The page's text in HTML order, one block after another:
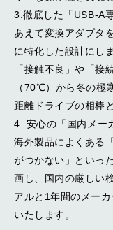
3.徹底した「USB-A
あえて変換アダプタ
に特化した設計にし
「接触不良」や「接
（70℃）から冬の極
距離ドライブの相棒
4. 安心の「国内メー
海外製品によくある
がつかない」といっ
画し、国内の厳しい
アルと1年間のメー
いたします。